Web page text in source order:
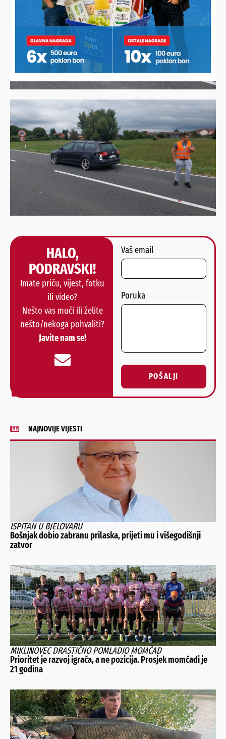
HALO,
PODRAVSKI!
Imate priču, vijest, fotku
ili video?
Nešto vas muči ili želite
nešto/nekoga pohvaliti?
Javite nam se!
Vaš email
Poruka
POŠALJI
Alternative:
NAJNOVIJE VIJESTI
ISPITAN U BJELOVARU
Bošnjak dobio zabranu prilaska, prijeti mu i višegodišnji
zatvor
MIKLINOVEC DRASTIČNO POMLADIO MOMČAD
Prioritet je razvoj igrača, a ne pozicija. Prosjek momčadi je
21 godina